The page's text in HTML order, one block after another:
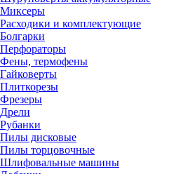
Миксеры
Расходики и комплектующие
Болгарки
Перфораторы
Фены, термофены
Гайковерты
Плиткорезы
Фрезеры
Дрели
Рубанки
Пилы дисковые
Пилы торцовочные
Шлифовальные машины